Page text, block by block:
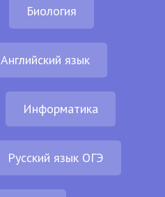
Биология
Английский язык
Информатика
Русский язык ОГЭ